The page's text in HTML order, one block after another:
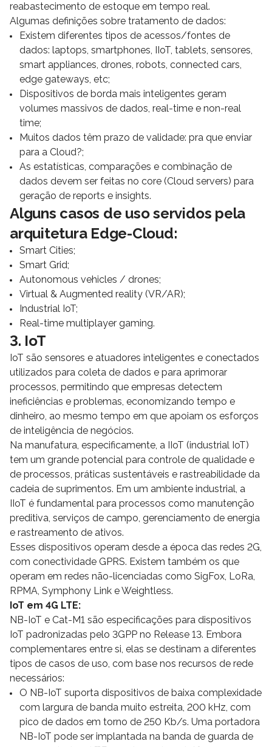
reabastecimento de estoque em tempo real.
Algumas definições sobre tratamento de dados:
Existem diferentes tipos de acessos/fontes de
dados: laptops, smartphones, IIoT, tablets, sensores,
smart appliances, drones, robots, connected cars,
edge gateways, etc;
Dispositivos de borda mais inteligentes geram
volumes massivos de dados, real-time e non-real
time;
Muitos dados têm prazo de validade: pra que enviar
para a Cloud?;
As estatísticas, comparações e combinação de
dados devem ser feitas no core (Cloud servers) para
geração de reports e insights.
Alguns casos de uso servidos pela
arquitetura Edge-Cloud:
Smart Cities;
Smart Grid;
Autonomous vehicles / drones;
Virtual & Augmented reality (VR/AR);
Industrial IoT;
Real-time multiplayer gaming.
3. IoT
IoT são sensores e atuadores inteligentes e conectados
utilizados para coleta de dados e para aprimorar
processos, permitindo que empresas detectem
ineficiências e problemas, economizando tempo e
dinheiro, ao mesmo tempo em que apoiam os esforços
de inteligência de negócios.
Na manufatura, especificamente, a IIoT (industrial IoT)
tem um grande potencial para controle de qualidade e
de processos, práticas sustentáveis e rastreabilidade da
cadeia de suprimentos. Em um ambiente industrial, a
IIoT é fundamental para processos como manutenção
preditiva, serviços de campo, gerenciamento de energia
e rastreamento de ativos.
Esses dispositivos operam desde a época das redes 2G,
com conectividade GPRS. Existem também os que
operam em redes não-licenciadas como SigFox, LoRa,
RPMA, Symphony Link e Weightless.
IoT em 4G LTE:
NB-IoT e Cat-M1 são especificações para dispositivos
IoT padronizadas pelo 3GPP no Release 13. Embora
complementares entre si, elas se destinam a diferentes
tipos de casos de uso, com base nos recursos de rede
necessários:
O NB-IoT suporta dispositivos de baixa complexidade
com largura de banda muito estreita, 200 kHz, com
pico de dados em torno de 250 Kb/s. Uma portadora
NB-IoT pode ser implantada na banda de guarda de